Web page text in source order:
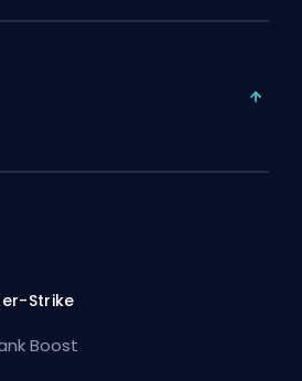
Strike
Boost